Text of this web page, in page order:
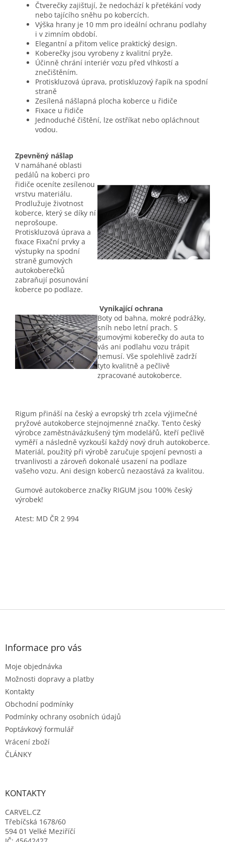
Čtverečky zajišťují, že nedochází k přetékání vody
nebo tajícího sněhu po kobercích.
Výška hrany je 10 mm pro ideální ochranu podlahy
i v zimním období.
Elegantní a přitom velice praktický design.
Koberečky jsou vyrobeny z kvalitní pryže.
Účinně chrání interiér vozu před vlhkostí a
znečištěním.
Protiskluzová úprava, protiskluzový řapík na spodní
straně
Zesílená nášlapná plocha koberce u řidiče
Fixace u řidiče
Jednoduché čištění, lze ostříkat nebo opláchnout
vodou.
Zpevněný nášlap
V namáhané oblasti
pedálů na koberci pro
řidiče oceníte zesílenou
vrstvu materiálu.
Prodlužuje životnost
koberce, který se díky ní
neprošoupe.
Protiskluzová úprava a
fixace Fixační prvky a
výstupky na spodní
straně gumových
autokoberečků
zabraňují posunování
koberce po podlaze.
Vynikající ochrana
Boty od bahna, mokré podrážky,
sníh nebo letní prach. S
gumovými koberečky do auta to
vás ani podlahu vozu trápit
nemusí. Vše spolehlivě zadrží
tyto kvalitně a pečlivě
zpracované autokoberce.
Rigum přináší na český a evropský trh zcela výjimečné
pryžové autokoberce stejnojmenné značky. Tento český
výrobce zaměstnávázkušený tým modelářů, kteří pečlivě
vyměří a následně vyzkouší každý nový druh autokoberce.
Materiál, použitý při výrobě zaručuje spojení pevnosti a
trvanlivosti a zároveň dokonalé usazení na podlaze
vašeho vozu. Ani design koberců nezaostává za kvalitou.
Gumové autokoberce značky RIGUM jsou 100% český
výrobek!
Atest: MD ČR 2 994
Z
Informace pro vás
Moje objednávka
Možnosti dopravy a platby
Kontakty
Obchodní podmínky
Podmínky ochrany osobních údajů
Poptávkový formulář
Vrácení zboží
ČLÁNKY
KONTAKTY
CARVEL.CZ
Třebíčská 1678/60
594 01 Velké Meziříčí